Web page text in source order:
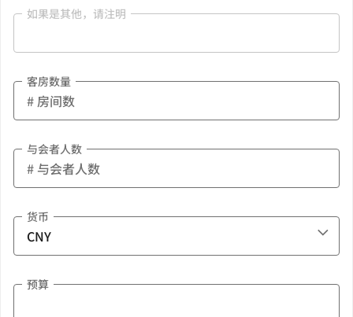
如果是其他，请注明
客房数量
与会者人数
货币
预算